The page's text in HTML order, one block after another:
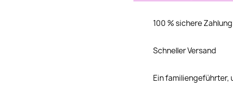
100 % sichere Zahlung
Schneller Versand
Ein familiengeführter,